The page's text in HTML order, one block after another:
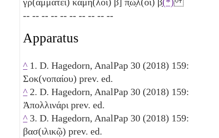
-- -- -- -- -- -- -- -- -- --
Apparatus
^ 1. D. Hagedorn, AnalPap 30 (2018) 159:
Σοκ(νοπαίου) prev. ed.
^ 2. D. Hagedorn, AnalPap 30 (2018) 159:
Ἀπολλινάρι prev. ed.
^ 3. D. Hagedorn, AnalPap 30 (2018) 159:
βασ(ιλικῷ) prev. ed.